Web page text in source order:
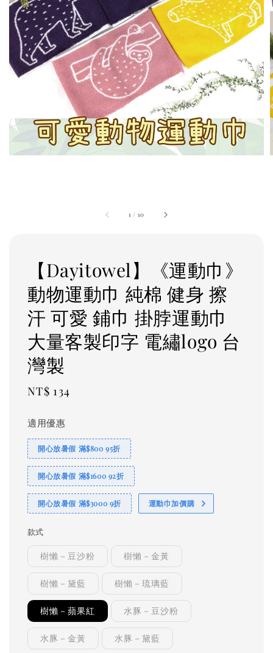
1 / 10
【Dayitowel】《運動巾》
動物運動巾 純棉 健身 擦
汗 可愛 鋪巾 掛脖運動巾
大量客製印字 電繡logo 台
灣製
Regular
NT$ 134
適用優惠
開心放暑假 滿$800 95折
開心放暑假 滿$1600 92折
開心放暑假 滿$3000 9折 運動巾加價購
款式
樹懶－豆沙粉 樹懶－金黃
樹懶－黛藍 樹懶－琉璃藍
樹懶－蘋果紅 水豚－豆沙粉
水豚－金黃 水豚－黛藍